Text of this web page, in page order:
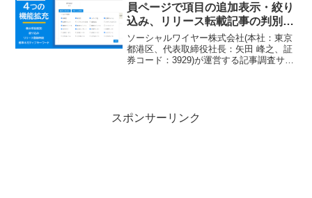
員ページで項目の追加表示・絞り
込み、リリース転載記事の判別精
度向上、ネガティブ判定の標準キ
ーワード搭載
ソーシャルワイヤー株式会社(本社：東京
都港区、代表取締役社長：矢田 峰之、証
券コード：3929)が運営する記事調査サー
スポンサーリンク